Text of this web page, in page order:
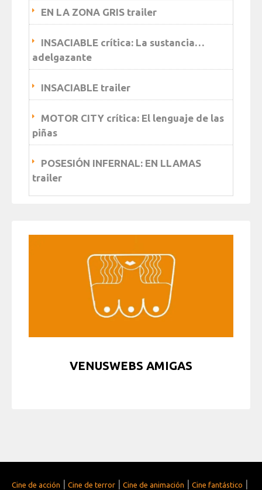
EN LA ZONA GRIS trailer
INSACIABLE crítica: La sustancia…
adelgazante
INSACIABLE trailer
MOTOR CITY crítica: El lenguaje de las
piñas
POSESIÓN INFERNAL: EN LLAMAS
trailer
VENUSWEBS AMIGAS
Cine de acción | Cine de terror | Cine de animación | Cine fantástico |